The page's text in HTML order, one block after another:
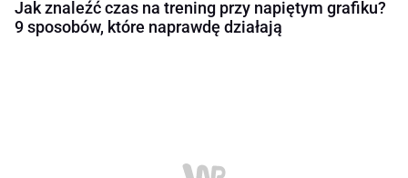
Jak znaleźć czas na trening przy napiętym grafiku?
9 sposobów, które naprawdę działają